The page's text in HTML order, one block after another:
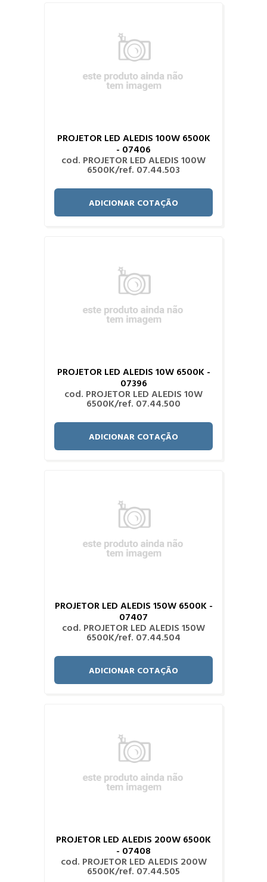
PROJETOR LED ALEDIS 100W 6500K
- 07406
cod. PROJETOR LED ALEDIS 100W
6500K/ref. 07.44.503
ADICIONAR COTAÇÃO
PROJETOR LED ALEDIS 10W 6500K -
07396
cod. PROJETOR LED ALEDIS 10W
6500K/ref. 07.44.500
ADICIONAR COTAÇÃO
PROJETOR LED ALEDIS 150W 6500K -
07407
cod. PROJETOR LED ALEDIS 150W
6500K/ref. 07.44.504
ADICIONAR COTAÇÃO
PROJETOR LED ALEDIS 200W 6500K
- 07408
cod. PROJETOR LED ALEDIS 200W
6500K/ref. 07.44.505